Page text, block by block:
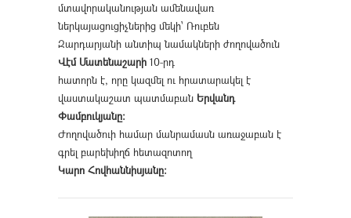
մտավորականության ամենավառ
ներկայացուցիչներից մեկի՝ Ռուբեն
Զարդարյանի անտիպ նամակների ժողովածուն
Վէմ Մատենաշարի 10-րդ
հատորն է, որը կազմել ու հրատարակել է
վաստակաշատ պատմաբան Երվանդ
Փամբուկյանը։
Ժողովածուի համար մանրամասն առաջաբան է
գրել բարեխիղճ հետազոտող
Կարո Հովհաննիսյանը։